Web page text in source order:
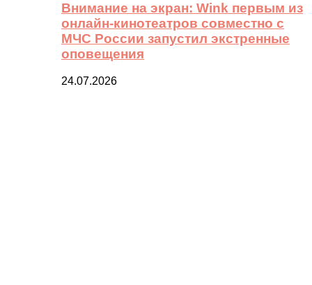
Внимание на экран: Wink первым из
онлайн-кинотеатров совместно с
МЧС России запустил экстренные
оповещения
24.07.2026